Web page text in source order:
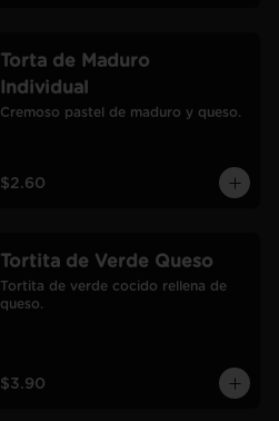
Torta de Maduro
Individual
Cremoso pastel de maduro y queso.
$2.60
Tortita de Verde Queso
Tortita de verde cocido rellena de
queso.
$3.90